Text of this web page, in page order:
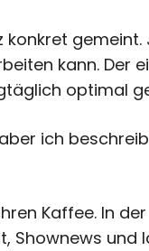
konkret
kann. Der
optimal
ich
Kaffee. In
Shownews